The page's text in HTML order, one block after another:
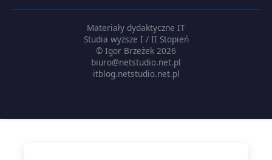
Materiały dydaktyczne IT
Studia wyższe I / II Stopień
© Igor Brzeżek 2026
biuro@netstudio.net.pl
itblog.netstudio.net.pl